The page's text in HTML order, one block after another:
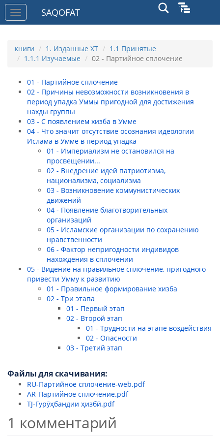
Toggle
navigation
SAQOFAT
книги 1. Изданные ХТ
1.1 Принятые
1.1.1 Изучаемые
02 - Партийное сплочение
01 - Партийное сплочение
02 - Причины невозможности возникновения в
период упадка Уммы пригодной для достижения
нахды группы
03 - С появлением хизба в Умме
04 - Что значит отсутствие осознания идеологии
Ислама в Умме в период упадка
01 - Империализм не остановился на
просвещении...
02 - Внедрение идей патриотизма,
национализма, социализма
03 - Возникновение коммунистических
движений
04 - Появление благотворительных
организаций
05 - Исламские организации по сохранению
нравственности
06 - Фактор непригодности индивидов
нахождения в сплочении
05 - Видение на правильное сплочение, пригодного
привести Умму к развитию
01 - Правильное формирование хизба
02 - Три этапа
01 - Первый этап
02 - Второй этап
01 - Трудности на этапе воздействия
02 - Опасности
03 - Третий этап
Файлы для скачивания:
RU-Партийное сплочение-web.pdf
AR-Партийное сплочение.pdf
TJ-Гурӯҳбандии ҳизбӣ.pdf
1 комментарий